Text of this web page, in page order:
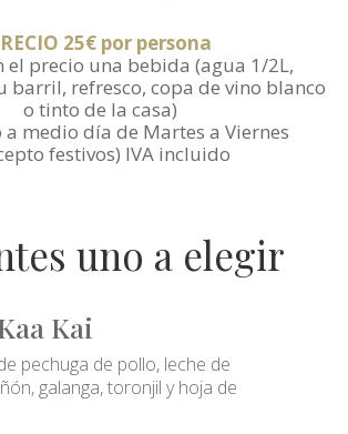
25€ por persona
el precio una bebida (agua 1/2L,
barril, refresco, copa de vino blanco
o tinto de la casa)
a medio día de Martes a Viernes
festivos) IVA incluido
uno a elegir
Kai
pechuga de pollo, leche de
galanga, toronjil y hoja de